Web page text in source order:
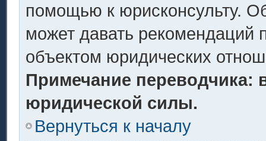
помощью к юрисконсульту.
может давать рекомендаций
объектом юридических
Примечание переводчика:
юридической силы.
Вернуться к началу